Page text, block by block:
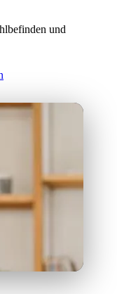
und